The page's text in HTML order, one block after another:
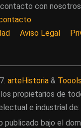
con
Aviso Legal
arteHistoria &
propietarios de
e industrial de:
publicado bajo el